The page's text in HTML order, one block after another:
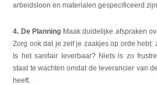
arbeidsloon en materialen gespecificeerd
4. De Planning Maak duidelijke afspraken
Zorg ook dat je zelf je zaakjes op orde hebt:
Is het sanitair leverbaar? Niets is zo
staat te wachten omdat de leverancier van
heeft.